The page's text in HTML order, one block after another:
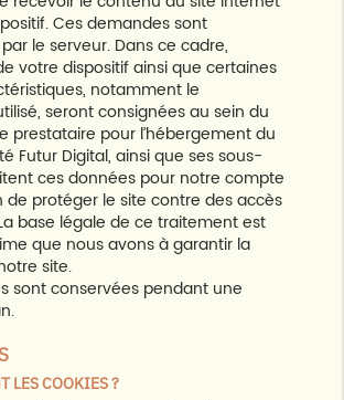
Ces demandes sont
le serveur. Dans ce cadre,
votre dispositif ainsi que certaines
notamment le
seront consignées au sein du
prestataire pour l’hébergement du
Futur Digital, ainsi que ses sous-
ces données pour notre compte
de protéger le site contre des accès
base légale de ce traitement est
que nous avons à garantir la
site.
sont conservées pendant une
LES COOKIES ?